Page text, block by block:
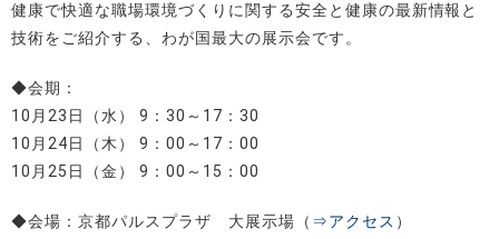
健康で快適な職場環境づくりに関する安全と健康の最新情報と
技術をご紹介する、わが国最大の展示会です。
◆会期：
10月23日（水） 9：30～17：30
10月24日（木） 9：00～17：00
10月25日（金） 9：00～15：00
◆会場：京都パルスプラザ 大展示場（ ⇒アクセス ）